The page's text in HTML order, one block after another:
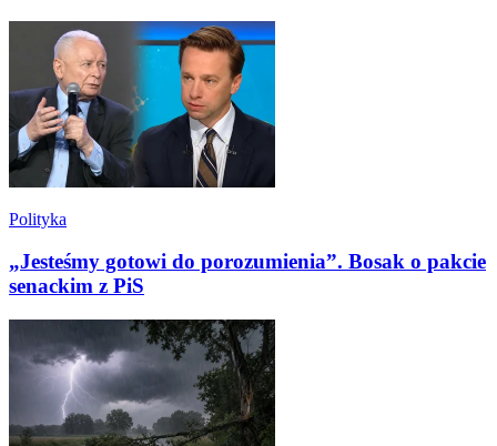
Polityka
„Jesteśmy gotowi do porozumienia”. Bosak o pakcie
senackim z PiS